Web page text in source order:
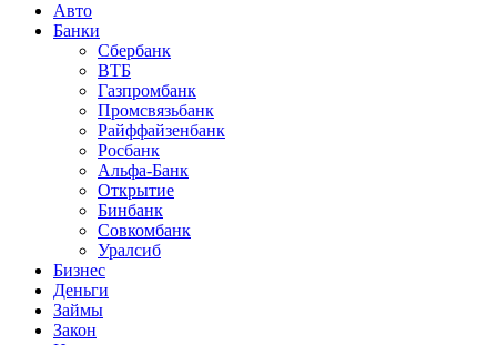
Авто
Банки
Сбербанк
ВТБ
Газпромбанк
Промсвязьбанк
Райффайзенбанк
Росбанк
Альфа-Банк
Открытие
Бинбанк
Совкомбанк
Уралсиб
Бизнес
Деньги
Займы
Закон